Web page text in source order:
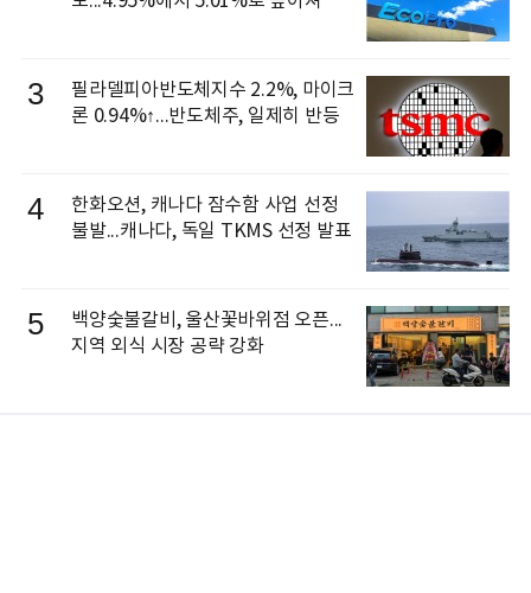
3
필라델피아반도체지수 2.2%, 마이크
론 0.94%↑...반도체주, 일제히 반등
4
한화오션, 캐나다 잠수함 사업 선정
불발...캐나다, 독일 TKMS 선정 발표
5
백양숯불갈비, 울산꽃바위점 오픈...
지역 외식 시장 공략 강화